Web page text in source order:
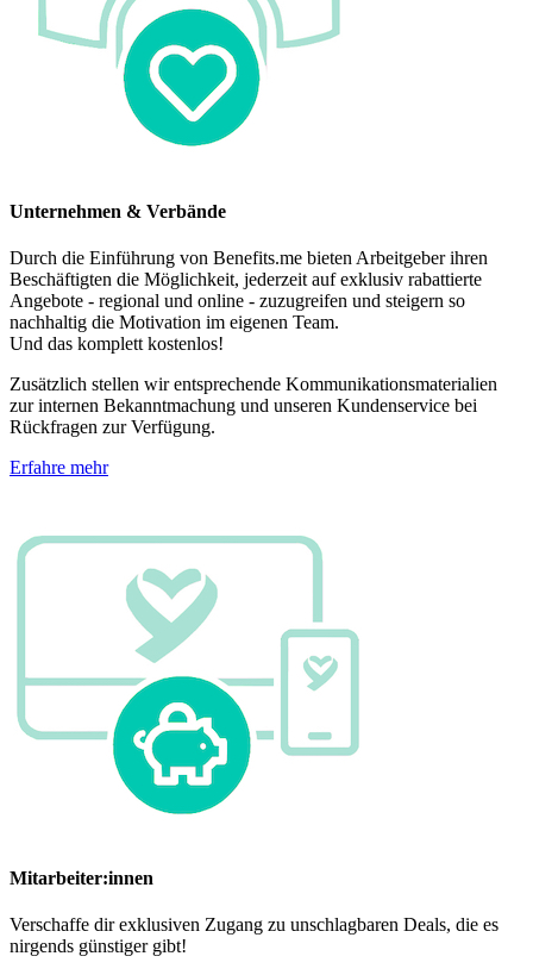
Unternehmen & Verbände
Durch die Einführung von Benefits.me bieten Arbeitgeber ihren
Beschäftigten die Möglichkeit, jederzeit auf exklusiv rabattierte
Angebote - regional und online - zuzugreifen und steigern so
nachhaltig die Motivation im eigenen Team.
Und das komplett kostenlos!
Zusätzlich stellen wir entsprechende Kommunikationsmaterialien
zur internen Bekanntmachung und unseren Kundenservice bei
Rückfragen zur Verfügung.
Erfahre mehr
Mitarbeiter:innen
Verschaffe dir exklusiven Zugang zu unschlagbaren Deals, die es
nirgends günstiger gibt!